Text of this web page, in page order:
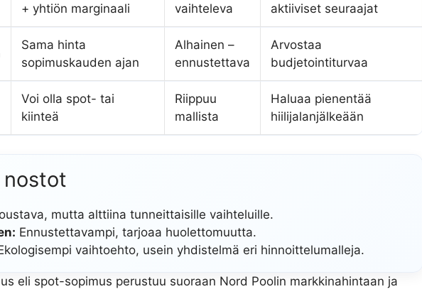
+ yhtiön marginaali
vaihteleva
aktiiviset seuraajat
Sama hinta
sopimuskauden ajan
Alhainen –
ennustettava
Arvostaa
budjetointiturvaa
Voi olla spot- tai
kiinteä
Riippuu
mallista
Haluaa pienentää
hiilijalanjälkeään
mutta alttiina tunneittaisille vaihteluille.
Ennustettavampi, tarjoaa huolettomuutta.
vaihtoehto, usein yhdistelmä eri hinnoittelumalleja.
eli spot-sopimus perustuu suoraan Nord Poolin markkinahintaan ja